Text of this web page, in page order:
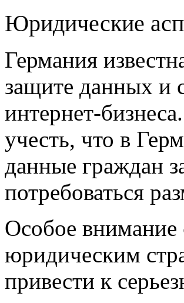
Юридические
Германия
защите данных и
интернет-
учесть, что в
данные граждан
потребоваться
Особое внимание
юридическим
привести к